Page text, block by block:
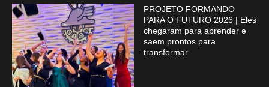
PROJETO FORMANDO
PARA O FUTURO 2026 | Eles
chegaram para aprender e
saem prontos para
transformar